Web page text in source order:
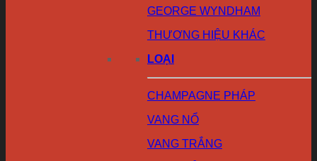
GEORGE WYNDHAM
THƯƠNG HIỆU KHÁC
LOẠI
CHAMPAGNE PHÁP
VANG NỔ
VANG TRẮNG